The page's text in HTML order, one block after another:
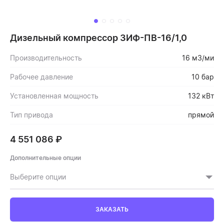
Дизельный компрессор ЗИФ-ПВ-16/1,0
Производительность 16 м3/ми
Рабочее давление 10 бар
Установленная мощность 132 кВт
Тип привода прямой
4 551 086 ₽
Дополнительные опции
Выберите опции
ЗАКАЗАТЬ